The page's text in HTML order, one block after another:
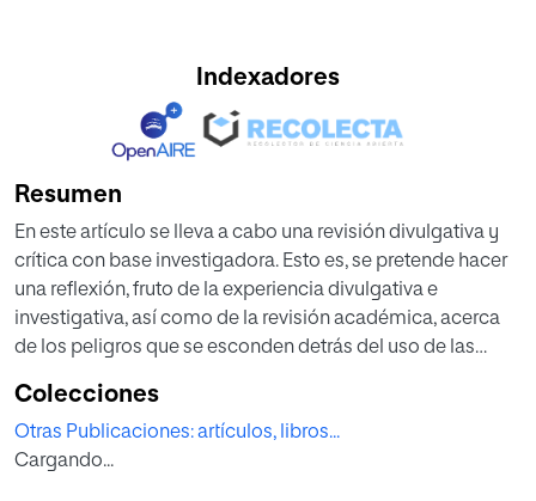
Indexadores
Resumen
En este artículo se lleva a cabo una revisión divulgativa y
crítica con base investigadora. Esto es, se pretende hacer
una reflexión, fruto de la experiencia divulgativa e
investigativa, así como de la revisión académica, acerca
de los peligros que se esconden detrás del uso de las
colectivos más vulnerables. Estos peligros engloban
aspectos como la sobreexposición a través del
sharenting, el odio y los ataques digitales o las
Colecciones
Otras Publicaciones: artículos, libros...
Cargando...